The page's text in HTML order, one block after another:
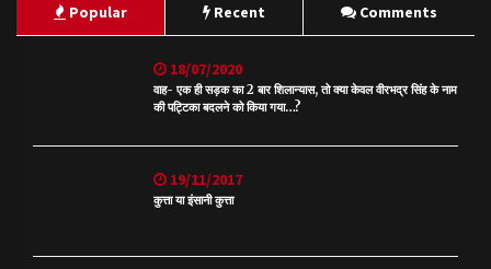
Popular Recent Comments
18/07/2020
वाह- एक ही सड़क का 2 बार शिलान्यास, तो क्या केवल वीरभद्र सिंह के नाम
की पट्टिका बदलने को किया गया…?
19/11/2017
कुत्ता या इंसानी कुत्ता